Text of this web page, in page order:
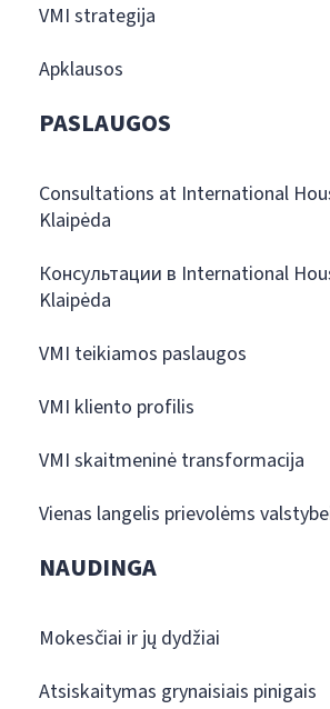
VMI strategija
Apklausos
PASLAUGOS
Consultations at International
Klaipėda
Консультации в International
Klaipėda
VMI teikiamos paslaugos
VMI kliento profilis
VMI skaitmeninė transformacija
Vienas langelis prievolėms
NAUDINGA
Mokesčiai ir jų dydžiai
Atsiskaitymas grynaisiais pinigais